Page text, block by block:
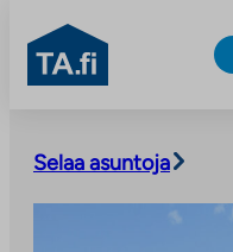
sisältöön
TA.fi
Selaa asuntoja